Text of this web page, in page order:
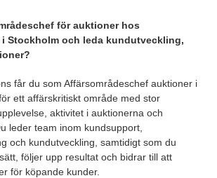
för auktioner hos
Stockholm och leda kundutveckling,
får du som Affärsområdeschef auktioner i
ett affärskritiskt område med stor
aktivitet i auktionerna och
leder team inom kundsupport,
och kundutveckling, samtidigt som du
följer upp resultat och bidrar till att
för köpande kunder.